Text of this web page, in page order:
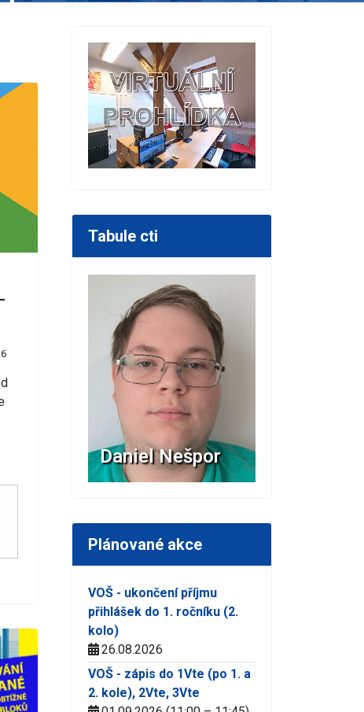
Tabule cti
Mycello
Plánované akce
VOŠ - ukončení příjmu
přihlášek do 1. ročníku (2.
kolo)
26.08.2026
VOŠ - zápis do 1Vte (po 1. a
2. kole), 2Vte, 3Vte